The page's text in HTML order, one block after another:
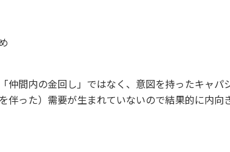
仲間内の金回し」ではなく、意図を持ったキャパ
伴った）需要が生まれていないので結果的に内向